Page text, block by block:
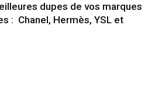
dupes de vos marques
: Chanel, Hermès, YSL et